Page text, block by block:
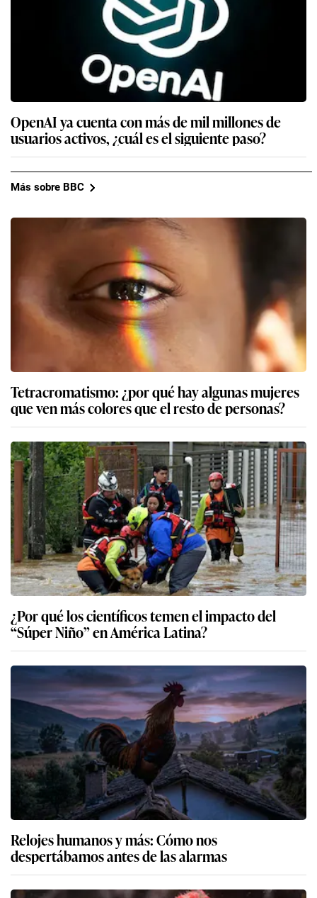
OpenAI ya cuenta con más de mil millones de
usuarios activos, ¿cuál es el siguiente paso?
Más sobre BBC
Tetracromatismo: ¿por qué hay algunas mujeres
que ven más colores que el resto de personas?
¿Por qué los científicos temen el impacto del
“Súper Niño” en América Latina?
Relojes humanos y más: Cómo nos
despertábamos antes de las alarmas